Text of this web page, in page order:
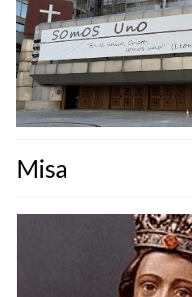
PARROQUIA
GRUPOS
RETIROS
CATEQUESIS
LITURGIA
BUENOS SUCESOS
Misa